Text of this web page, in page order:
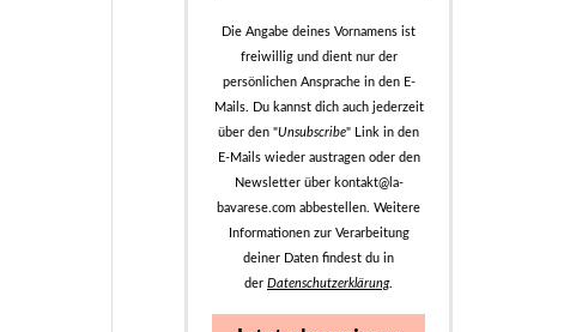
Die Angabe deines Vornamens ist
freiwillig und dient nur der
persönlichen Ansprache in den E-
Mails. Du kannst dich auch jederzeit
über den "Unsubscribe" Link in den
E-Mails wieder austragen oder den
Newsletter über kontakt@la-
bavarese.com abbestellen. Weitere
Informationen zur Verarbeitung
deiner Daten findest du in
der Datenschutzerklärung.